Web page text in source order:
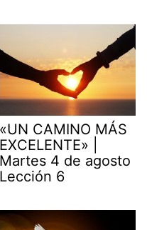
«UN CAMINO MÁS
EXCELENTE» |
Martes 4 de agosto
Lección 6